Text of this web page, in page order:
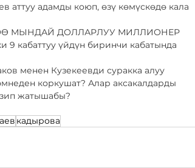
аттуу адамды коюп, өзү көмүскөдө кала
МЫНДАЙ ДОЛЛАРЛУУ МИЛЛИОНЕР
кабаттуу үйдүн биринчи кабатында
менен Кузекеевди суракка алуу
коркушат? Алар аксакалдарды
жатышабы?
кадырова